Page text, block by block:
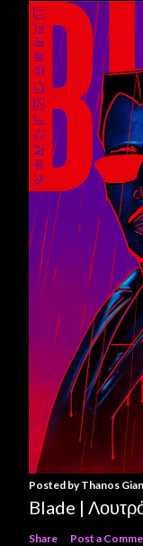
Posted byThanos
Blade |
Share Post a